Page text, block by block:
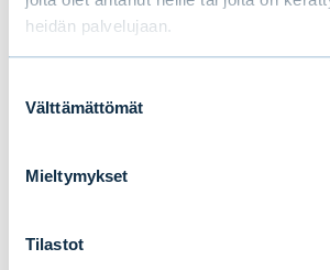
heidän palvelujaan.
valinta
Välttämättömät
Mieltymykset
Tilastot
Vakaata kasvua